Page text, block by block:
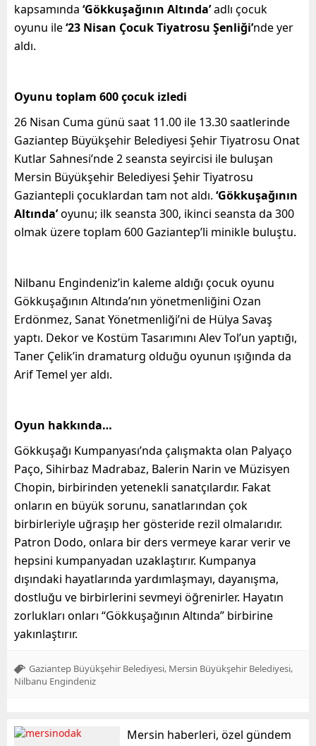
kapsamında ‘Gökkuşağının Altında’adlı çocuk
oyunu ile‘23 Nisan Çocuk Tiyatrosu Şenliği’nde yer
aldı.
Oyunu toplam 600 çocuk izledi
26 Nisan Cuma günü saat 11.00 ile 13.30 saatlerinde
Gaziantep Büyükşehir Belediyesi Şehir Tiyatrosu Onat
Kutlar Sahnesi’nde 2 seansta seyircisi ile buluşan
Mersin Büyükşehir Belediyesi Şehir Tiyatrosu
Gaziantepli çocuklardan tam not aldı. ‘Gökkuşağının
Altında’oyunu; ilk seansta 300, ikinci seansta da 300
olmak üzere toplam 600 Gaziantep’li minikle buluştu.
Nilbanu Engindeniz’in kaleme aldığı çocuk oyunu
Gökkuşağının Altında’nın yönetmenliğini Ozan
Erdönmez, Sanat Yönetmenliği’ni de Hülya Savaş
yaptı. Dekor ve Kostüm Tasarımını Alev Tol’un yaptığı,
Taner Çelik’in dramaturg olduğu oyunun ışığında da
Arif Temel yer aldı.
Oyun hakkında…
Gökkuşağı Kumpanyası’nda çalışmakta olan Palyaço
Paço, Sihirbaz Madrabaz, Balerin Narin ve Müzisyen
Chopin, birbirinden yetenekli sanatçılardır. Fakat
onların en büyük sorunu, sanatlarından çok
birbirleriyle uğraşıp her gösteride rezil olmalarıdır.
Patron Dodo, onlara bir ders vermeye karar verir ve
hepsini kumpanyadan uzaklaştırır. Kumpanya
dışındaki hayatlarında yardımlaşmayı, dayanışma,
dostluğu ve birbirlerini sevmeyi öğrenirler. Hayatın
zorlukları onları “Gökkuşağının Altında” birbirine
yakınlaştırır.
Gaziantep Büyükşehir Belediyesi Mersin Büyükşehir Belediyesi
Nilbanu Engindeniz
Mersin haberleri, özel gündem